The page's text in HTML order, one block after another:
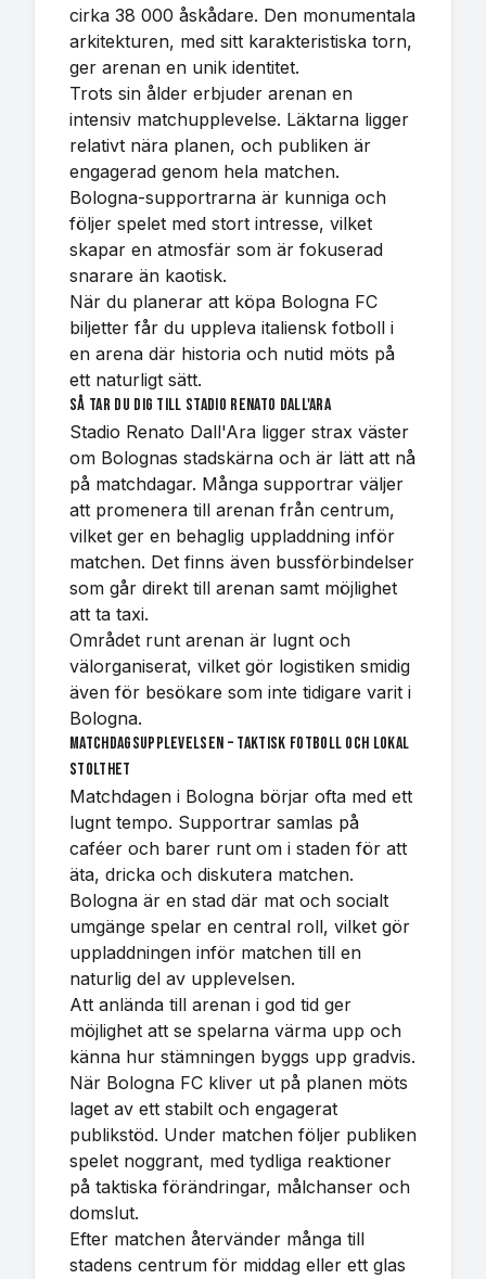
cirka 38 000 åskådare. Den monumentala
arkitekturen, med sitt karakteristiska torn,
ger arenan en unik identitet.
Trots sin ålder erbjuder arenan en
intensiv matchupplevelse. Läktarna ligger
relativt nära planen, och publiken är
engagerad genom hela matchen.
Bologna-supportrarna är kunniga och
följer spelet med stort intresse, vilket
skapar en atmosfär som är fokuserad
snarare än kaotisk.
När du planerar att köpa Bologna FC
biljetter får du uppleva italiensk fotboll i
en arena där historia och nutid möts på
ett naturligt sätt.
Så tar du dig till Stadio Renato Dall'Ara
Stadio Renato Dall'Ara ligger strax väster
om Bolognas stadskärna och är lätt att nå
på matchdagar. Många supportrar väljer
att promenera till arenan från centrum,
vilket ger en behaglig uppladdning inför
matchen. Det finns även bussförbindelser
som går direkt till arenan samt möjlighet
att ta taxi.
Området runt arenan är lugnt och
välorganiserat, vilket gör logistiken smidig
även för besökare som inte tidigare varit i
Bologna.
Matchdagsupplevelsen – taktisk fotboll och lokal
stolthet
Matchdagen i Bologna börjar ofta med ett
lugnt tempo. Supportrar samlas på
caféer och barer runt om i staden för att
äta, dricka och diskutera matchen.
Bologna är en stad där mat och socialt
umgänge spelar en central roll, vilket gör
uppladdningen inför matchen till en
naturlig del av upplevelsen.
Att anlända till arenan i god tid ger
möjlighet att se spelarna värma upp och
känna hur stämningen byggs upp gradvis.
När Bologna FC kliver ut på planen möts
laget av ett stabilt och engagerat
publikstöd. Under matchen följer publiken
spelet noggrant, med tydliga reaktioner
på taktiska förändringar, målchanser och
domslut.
Efter matchen återvänder många till
stadens centrum för middag eller ett glas